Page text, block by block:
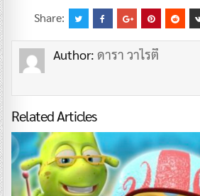
Share:
Author: ดารา วาไรตี้
Related Articles